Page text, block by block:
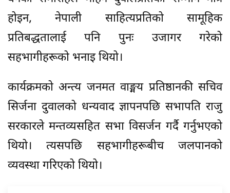
होइन, नेपाली साहित्यप्रतिको सामूहिक
प्रतिबद्धतालाई पनि पुनः उजागर गरेको
सहभागीहरूको भनाइ थियो।
कार्यक्रमको अन्त्य जनमत वाङ्मय प्रतिष्ठानकी सचिव
सिर्जना दुवालको धन्यवाद ज्ञापनपछि सभापति राजु
सरकारले मन्तव्यसहित सभा विसर्जन गर्दै गर्नुभएको
थियो। त्यसपछि सहभागीहरूबीच जलपानको
व्यवस्था गरिएको थियो।